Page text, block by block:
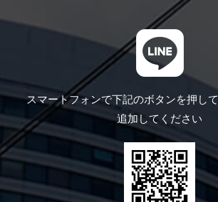
スマートフォンで下記のボタンを押して
追加してください